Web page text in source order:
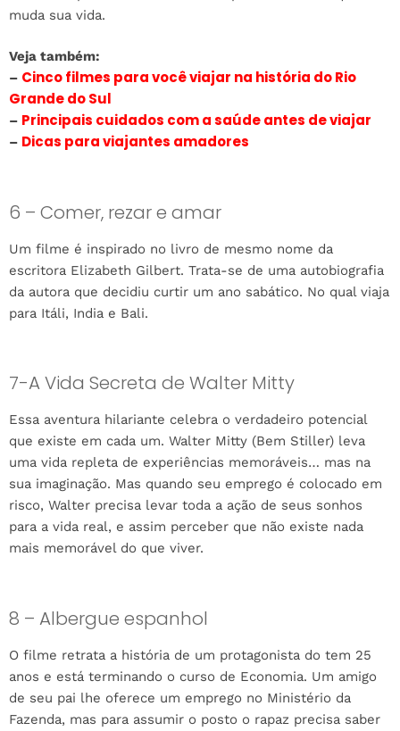
muda sua vida.
Veja também:
– Cinco filmes para você viajar na história do Rio
Grande do Sul
– Principais cuidados com a saúde antes de viajar
– Dicas para viajantes amadores
6 – Comer, rezar e amar
Um filme é inspirado no livro de mesmo nome da
escritora Elizabeth Gilbert. Trata-se de uma autobiografia
da autora que decidiu curtir um ano sabático. No qual viaja
para Itáli, India e Bali.
7-A Vida Secreta de Walter Mitty
Essa aventura hilariante celebra o verdadeiro potencial
que existe em cada um. Walter Mitty (Bem Stiller) leva
uma vida repleta de experiências memoráveis… mas na
sua imaginação. Mas quando seu emprego é colocado em
risco, Walter precisa levar toda a ação de seus sonhos
para a vida real, e assim perceber que não existe nada
mais memorável do que viver.
8 – Albergue espanhol
O filme retrata a história de um protagonista do tem 25
anos e está terminando o curso de Economia. Um amigo
de seu pai lhe oferece um emprego no Ministério da
Fazenda, mas para assumir o posto o rapaz precisa saber